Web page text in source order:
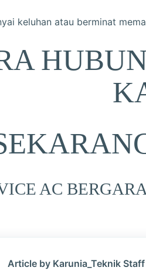
keluhan atau berminat
AC
Article by Karunia_Teknik Staff